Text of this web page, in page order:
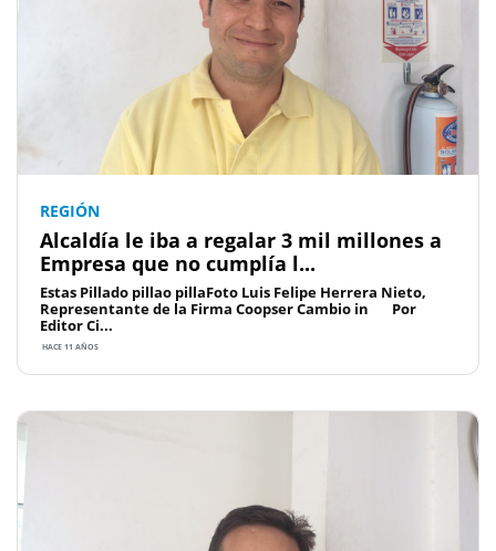
REGIÓN
Alcaldía le iba a regalar 3 mil millones a
Empresa que no cumplía l...
Estas Pillado pillao pillaFoto Luis Felipe Herrera Nieto,
Representante de la Firma Coopser Cambio in Por
Editor Ci...
HACE 11 AÑOS